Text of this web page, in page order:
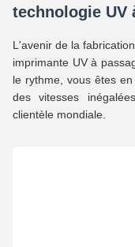
technologie UV
L'avenir de la
imprimante UV à
le rythme, vous êtes
des vitesses
clientèle mondiale.